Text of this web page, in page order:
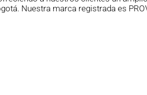
Nuestra marca registrada es